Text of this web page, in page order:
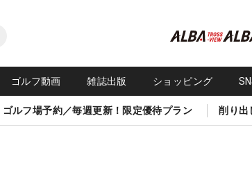
ゴルフ動画 雑誌出版 ショッピング
ゴルフ場予約／毎週更新！限定優待プラン 削り出